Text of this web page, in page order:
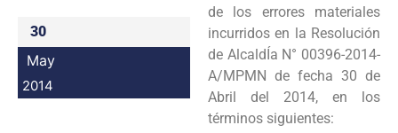
Intranet
30
May
2014
de los errores materiales
incurridosen la Resolución
de AlcaldÍa N° 00396-2014-
A/MPMN de fecha 30 de
Abril del 2014, en los
términos siguientes: